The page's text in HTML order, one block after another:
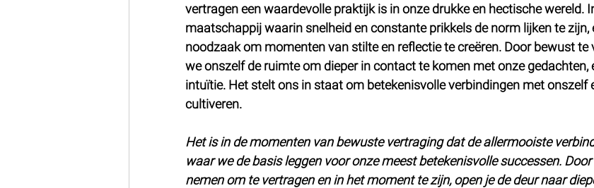
vertragen een waardevolle praktijk is in onze drukke en hectische wereld.
maatschappij waarin snelheid en constante prikkels de norm lijken te zijn,
noodzaak om momenten van stilte en reflectie te creëren. Door bewust te
we onszelf de ruimte om dieper in contact te komen met onze gedachten,
intuïtie. Het stelt ons in staat om betekenisvolle verbindingen met onszelf
cultiveren.
Het is in de momenten van bewuste vertraging dat de allermooiste
waar we de basis leggen voor onze meest betekenisvolle successen.
nemen om te vertragen en in het moment te zijn, open je de deur naar